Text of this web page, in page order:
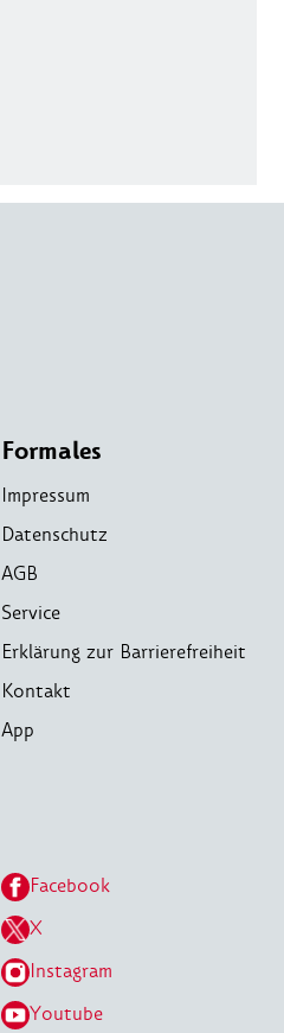
Formales
Impressum
Datenschutz
AGB
Service
Erklärung zur Barrierefreiheit
Kontakt
App
Facebook
X
Instagram
Youtube